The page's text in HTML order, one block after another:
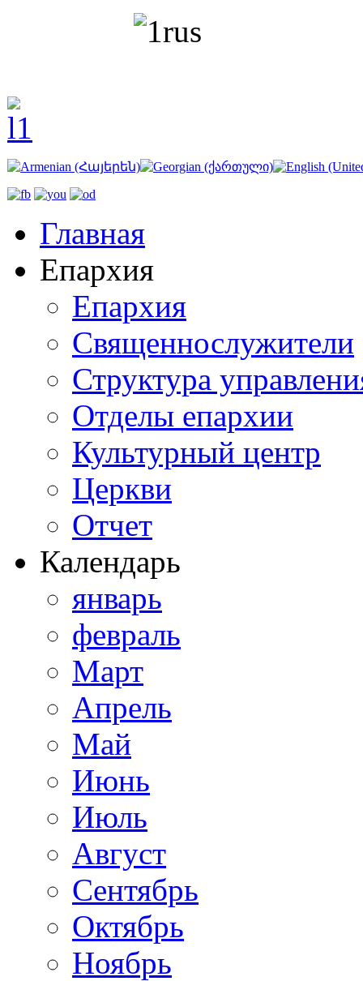
Главная
Епархия
Епархия
Священнослужители
Структура
Отделы епархии
Культурный центр
Церкви
Отчет
Календарь
январь
февраль
Март
Апрель
Май
Июнь
Июль
Август
Сентябрь
Октябрь
Ноябрь